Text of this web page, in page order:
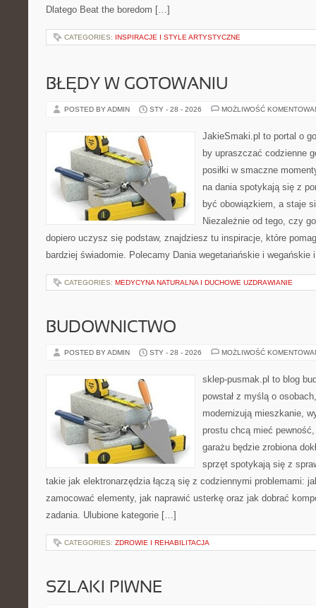
Dlatego Beat the boredom […]
CATEGORIES: INSPIRACJE I STYLE ARTYSTYCZNE
BŁĘDY W GOTOWANIU
POSTED BY ADMIN STY - 28 - 2026 MOŻLIWOŚĆ
JakieSmaki.pl to portal o
by upraszczać codzienne
posiłki w smaczne
na dania spotykają się z
być obowiązkiem, a staje
Niezależnie od tego, czy
dopiero uczysz się podstaw, znajdziesz tu inspiracje, które
bardziej świadomie. Polecamy Dania wegetariańskie i
CATEGORIES: MEDYCYNA NATURALNA I DUCHOWE UZDRAWIANIE
BUDOWNICTWO
POSTED BY ADMIN STY - 28 - 2026 MOŻLIWOŚĆ
sklep-pusmak.pl to blog
powstał z myślą o
modernizują mieszkanie,
prostu chcą mieć
garażu będzie zrobiona
sprzęt spotykają się z
takie jak elektronarzędzia łączą się z codziennymi problemami:
zamocować elementy, jak naprawić usterkę oraz jak dobrać
zadania. Ulubione kategorie […]
CATEGORIES: ZDROWIE I REHABILITACJA
SZLAKI PIWNE